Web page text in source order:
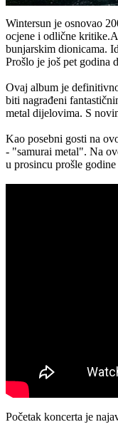
Wintersun je osnovao
ocjene i odlične
bunjarskim dionicama.
Prošlo je još pet godina
Ovaj album je
biti nagrađeni
metal dijelovima. S
Kao posebni gosti na
- "samurai metal". Na
u prosincu prošle
Početak koncerta je